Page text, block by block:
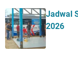
Jadwal
2026